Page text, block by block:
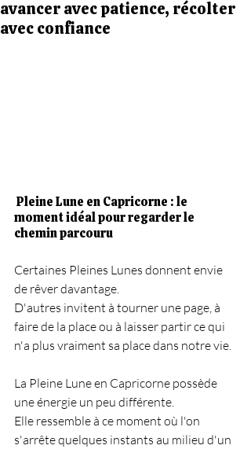
avancer avec patience, récolter
avec confiance
moment idéal pour regarder le
chemin parcouru
Certaines Pleines Lunes donnent envie
de rêver davantage.
D'autres invitent à tourner une page, à
faire de la place ou à laisser partir ce qui
n'a plus vraiment sa place dans notre vie.
La Pleine Lune en Capricorne possède
une énergie un peu différente.
Elle ressemble à ce moment où l'on
s'arrête quelques instants au milieu d'un